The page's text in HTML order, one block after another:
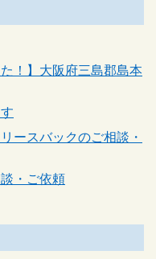
！】大阪府三島郡島本
ースバックのご相談・
・ご依頼